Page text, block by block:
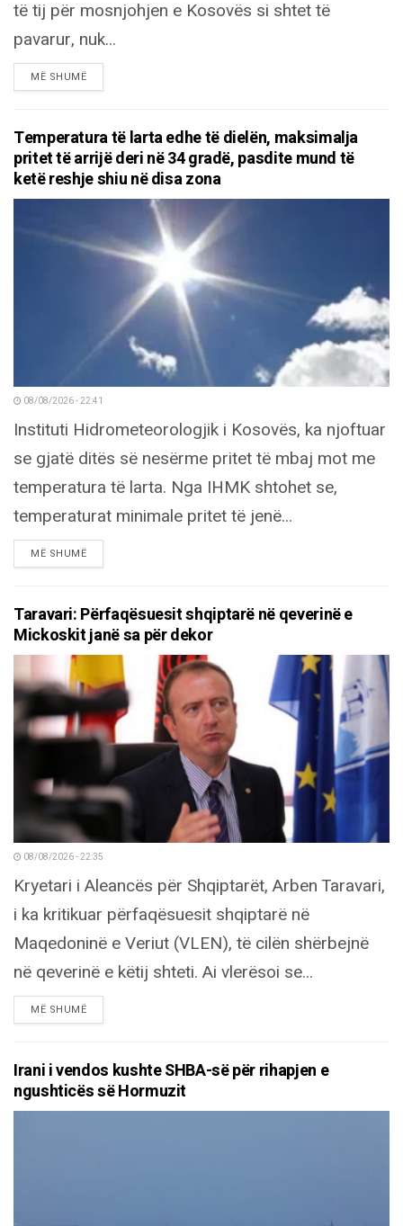
të tij për mosnjohjen e Kosovës si shtet të
pavarur, nuk...
MË SHUMËDETAILS
Temperatura të larta edhe të dielën, maksimalja
pritet të arrijë deri në 34 gradë, pasdite mund të
ketë reshje shiu në disa zona
08/08/2026 - 22:41
Instituti Hidrometeorologjik i Kosovës, ka njoftuar
se gjatë ditës së nesërme pritet të mbaj mot me
temperatura të larta. Nga IHMK shtohet se,
temperaturat minimale pritet të jenë...
MË SHUMËDETAILS
Taravari: Përfaqësuesit shqiptarë në qeverinë e
Mickoskit janë sa për dekor
08/08/2026 - 22:35
Kryetari i Aleancës për Shqiptarët, Arben Taravari,
i ka kritikuar përfaqësuesit shqiptarë në
Maqedoninë e Veriut (VLEN), të cilën shërbejnë
në qeverinë e këtij shteti. Ai vlerësoi se...
MË SHUMËDETAILS
Irani i vendos kushte SHBA-së për rihapjen e
ngushticës së Hormuzit